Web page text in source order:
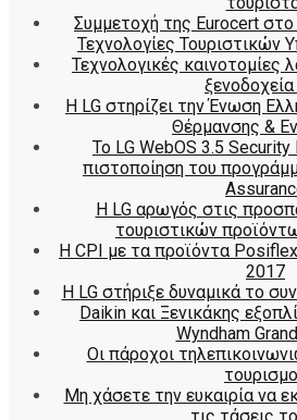
Συμμετοχή της Eurocert
Τεχνολογίες Τουριστικών
Τεχνολογικές καινοτομίες
H LG στηρίζει την Ένωση
Θέρμανσης &
Το LG WebOS 3.5
πιστοποίηση του
Η LG αρωγός στις
τουριστικών
Η CPI με τα προϊόντα
2017
H LG στήριξε δυναμικά το
Daikin και Ξενικάκης
Wyndham
Οι πάροχοι
Μη χάσετε την ευκαιρία να